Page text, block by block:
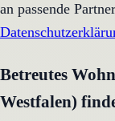
an passende
Betreutes
Westfalen)